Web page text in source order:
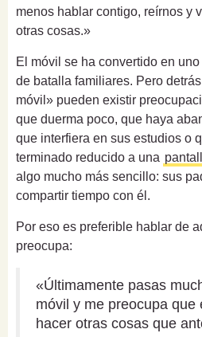
menos hablar contigo, reírnos y
otras cosas.»
El móvil se ha convertido en
de batalla familiares. Pero
móvil» pueden existir
que duerma poco, que haya
que interfiera en sus estudios o
terminado reducido a una
algo mucho más sencillo: sus
compartir tiempo con él.
Por eso es preferible hablar de
preocupa:
«Últimamente pasas
móvil y me preocupa que
hacer otras cosas que